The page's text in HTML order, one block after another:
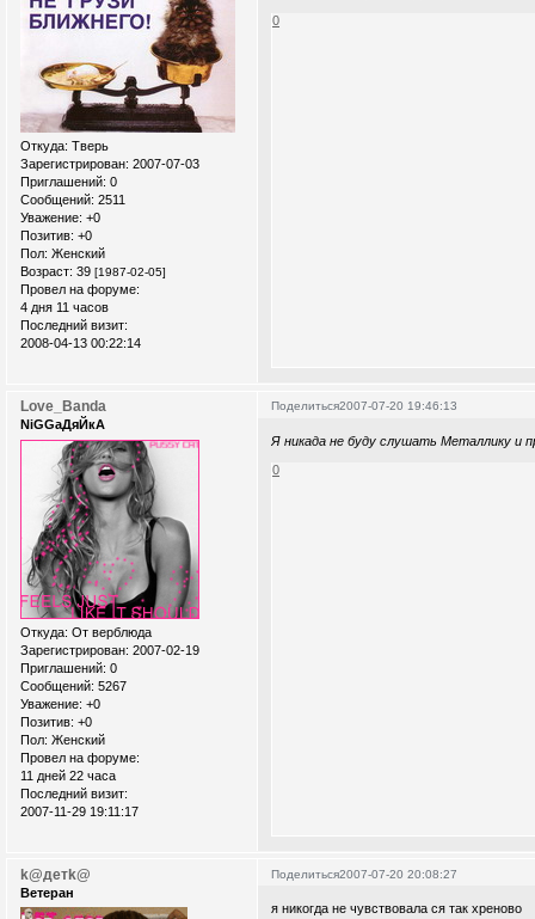
Откуда: Тверь
Зарегистрирован: 2007-07-03
Приглашений: 0
Сообщений: 2511
Уважение: +0
Позитив: +0
Пол: Женский
Возраст: 39 [1987-02-05]
Провел на форуме:
4 дня 11 часов
Последний визит:
2008-04-13 00:22:14
0
Поделиться2007-07-20 19:46:13
Love_Banda
NiGGaДяЙкА
Откуда: От верблюда
Зарегистрирован: 2007-02-19
Приглашений: 0
Сообщений: 5267
Уважение: +0
Позитив: +0
Пол: Женский
Провел на форуме:
11 дней 22 часа
Последний визит:
2007-11-29 19:11:17
Я никада не буду слушать Металлику и
0
Поделиться2007-07-20 20:08:27
k@детk@
Ветеран
я никогда не чувствовала ся так хреново